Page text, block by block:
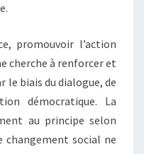
promouvoir l’action
cherche à renforcer et
le biais du dialogue, de
démocratique. La
au principe selon
social ne